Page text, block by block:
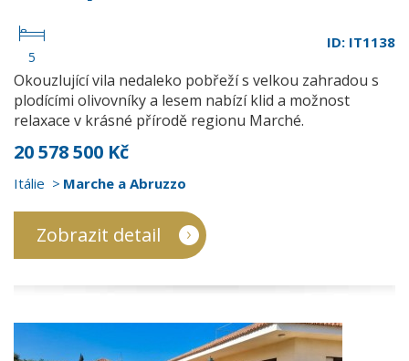
5
ID: IT1138
Okouzlující vila nedaleko pobřeží s velkou zahradou s
plodícími olivovníky a lesem nabízí klid a možnost
relaxace v krásné přírodě regionu Marché.
20 578 500 Kč
Itálie Marche a Abruzzo
Zobrazit detail